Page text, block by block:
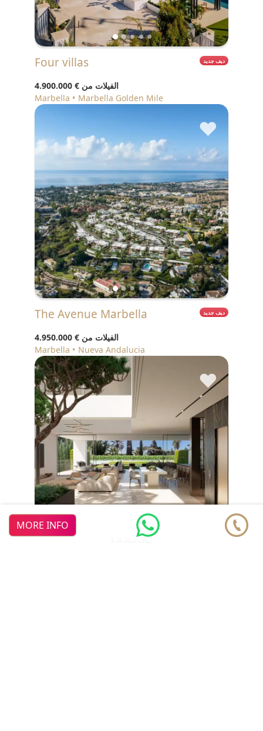
ديف جديد Four villas
الفيلات من € 4.900.000
Marbella
Marbella Golden Mile
♥
ديف جديد The Avenue Marbella
الفيلات من € 4.950.000
Marbella
Nueva Andalucia
♥
MORE INFO